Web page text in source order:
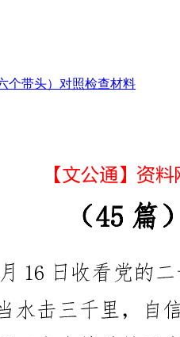
个带头）对照检查材料